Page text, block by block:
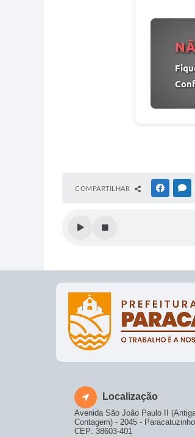
COMPARTILHAR
Localização
Avenida São João Paulo II
Contagem) - 2045 - Paracatuzinho
CEP: 38603-401